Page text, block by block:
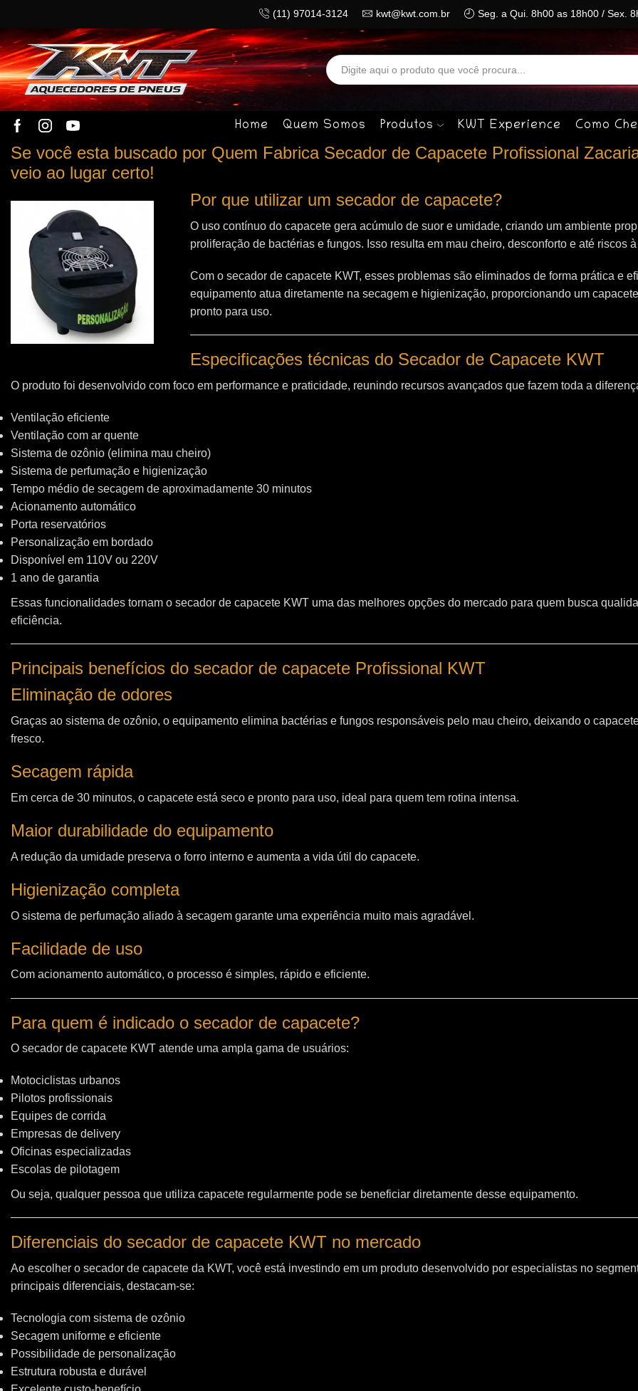
(11) 97014-3124 kwt@kwt.com.br Seg. a Qui. 8h00 as 18h00 / Sex.
Search
input
Home Quem Somos Produtos KWT Experience Como
Se você esta buscado por Quem Fabrica Secador de Capacete Profissional
veio ao lugar certo!
Por que utilizar um secador de capacete?
O uso contínuo do capacete gera acúmulo de suor e umidade, criando um ambiente
proliferação de bactérias e fungos. Isso resulta em mau cheiro, desconforto e até riscos
Com o secador de capacete KWT, esses problemas são eliminados de forma prática e
equipamento atua diretamente na secagem e higienização, proporcionando um
pronto para uso.
Especificações técnicas do Secador de Capacete KWT
O produto foi desenvolvido com foco em performance e praticidade, reunindo recursos avançados que fazem toda a
Ventilação eficiente
Ventilação com ar quente
Sistema de ozônio (elimina mau cheiro)
Sistema de perfumação e higienização
Tempo médio de secagem de aproximadamente 30 minutos
Acionamento automático
Porta reservatórios
Personalização em bordado
Disponível em 110V ou 220V
1 ano de garantia
Essas funcionalidades tornam o secador de capacete KWT uma das melhores opções do mercado para quem busca
eficiência.
Principais benefícios do secador de capacete Profissional KWT
Eliminação de odores
Graças ao sistema de ozônio, o equipamento elimina bactérias e fungos responsáveis pelo mau cheiro, deixando o
fresco.
Secagem rápida
Em cerca de 30 minutos, o capacete está seco e pronto para uso, ideal para quem tem rotina intensa.
Maior durabilidade do equipamento
A redução da umidade preserva o forro interno e aumenta a vida útil do capacete.
Higienização completa
O sistema de perfumação aliado à secagem garante uma experiência muito mais agradável.
Facilidade de uso
Com acionamento automático, o processo é simples, rápido e eficiente.
Para quem é indicado o secador de capacete?
O secador de capacete KWT atende uma ampla gama de usuários:
Motociclistas urbanos
Pilotos profissionais
Equipes de corrida
Empresas de delivery
Oficinas especializadas
Escolas de pilotagem
Ou seja, qualquer pessoa que utiliza capacete regularmente pode se beneficiar diretamente desse equipamento.
Diferenciais do secador de capacete KWT no mercado
Ao escolher o secador de capacete da KWT, você está investindo em um produto desenvolvido por especialistas no
principais diferenciais, destacam-se:
Tecnologia com sistema de ozônio
Secagem uniforme e eficiente
Possibilidade de personalização
Estrutura robusta e durável